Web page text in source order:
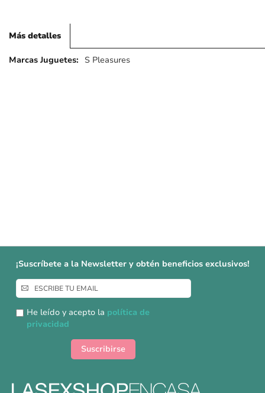
Más detalles
Más
S Pleasures
¡Suscríbete a la Newsletter y obtén beneficios exclusivos!
Inscríbase
a
nuestro
boletín
He leído y acepto la política de
privacidad
Suscribirse